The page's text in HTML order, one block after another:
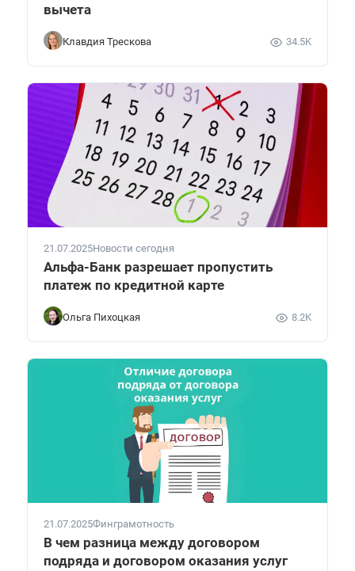
вычета
Клавдия Трескова 34.5K
21.07.2025Новости сегодня
Альфа-Банк разрешает пропустить
платеж по кредитной карте
Ольга Пихоцкая 8.2K
21.07.2025Финграмотность
В чем разница между договором
подряда и договором оказания услуг